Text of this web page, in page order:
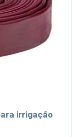
irrigação